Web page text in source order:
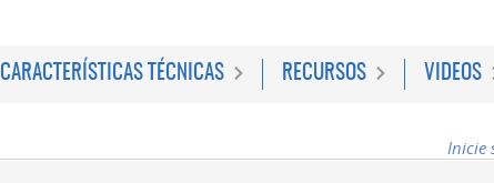
CARACTERÍSTICAS TÉCNICAS RECURSOS VIDEOS
Inicie